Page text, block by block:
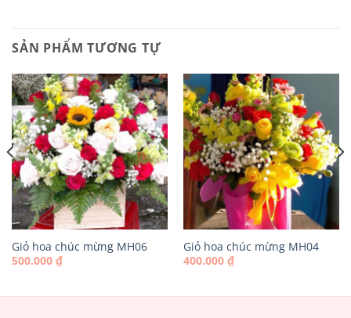
SẢN PHẨM TƯƠNG TỰ
Giỏ hoa chúc mừng MH06
500.000 ₫
Giỏ hoa chúc mừng MH04
400.000 ₫